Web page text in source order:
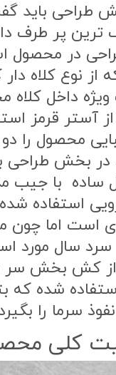
طراحی باید
ترین پر طرف
در محصول
از نوع کلاه
داخل کلاه
آستر قرمز
محصول را
در بخش طراحی
ساده با جیب
استفاده
است اما چون
سال مورد
کش بخش سر
شده که
سرما را
کلی